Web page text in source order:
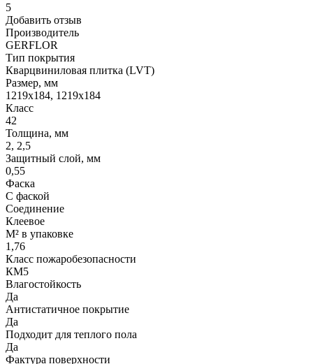
5
Добавить отзыв
Производитель
GERFLOR
Тип покрытия
Кварцвиниловая плитка (LVT)
Размер, мм
1219x184, 1219x184
Класс
42
Толщина, мм
2, 2,5
Защитный слой, мм
0,55
Фаска
С фаской
Соединение
Клеевое
М² в упаковке
1,76
Класс пожаробезопасности
КМ5
Влагостойкость
Да
Антистатичное покрытие
Да
Подходит для теплого пола
Да
Фактура поверхности